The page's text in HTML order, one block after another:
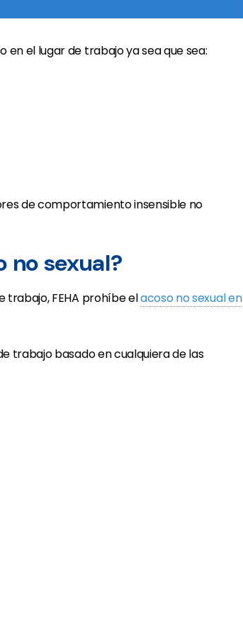
el lugar de trabajo ya sea que sea:
de comportamiento insensible no
no sexual?
trabajo, FEHA prohíbe elacoso no sexual en
trabajo basado en cualquiera de las